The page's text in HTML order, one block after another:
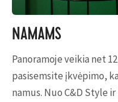
NAMAMS
Panoramoje veikia net
pasisemsite įkvėpimo,
namus. Nuo C&D Style